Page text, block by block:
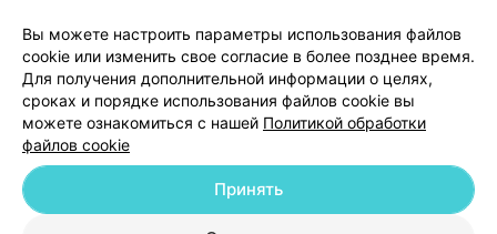
Обработка персональных данных
© 2026 ООО «Артокс Лаб», УНП 191700409
| 220012, Республика Беларусь,
Вы можете настроить параметры использования файлов
cookie или изменить свое согласие в более позднее время.
Для получения дополнительной информации о целях,
сроках и порядке использования файлов cookie вы
можете ознакомиться с нашей Политикой обработки
файлов cookie
Принять